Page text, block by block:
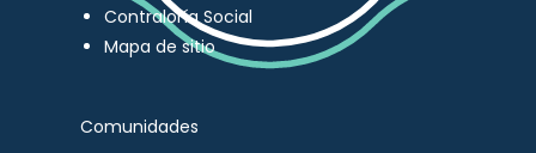
Contraloría Social
Mapa de sitio
Comunidades